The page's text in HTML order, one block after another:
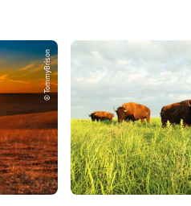
© TommyBrison